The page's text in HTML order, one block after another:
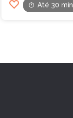
Até 30 min